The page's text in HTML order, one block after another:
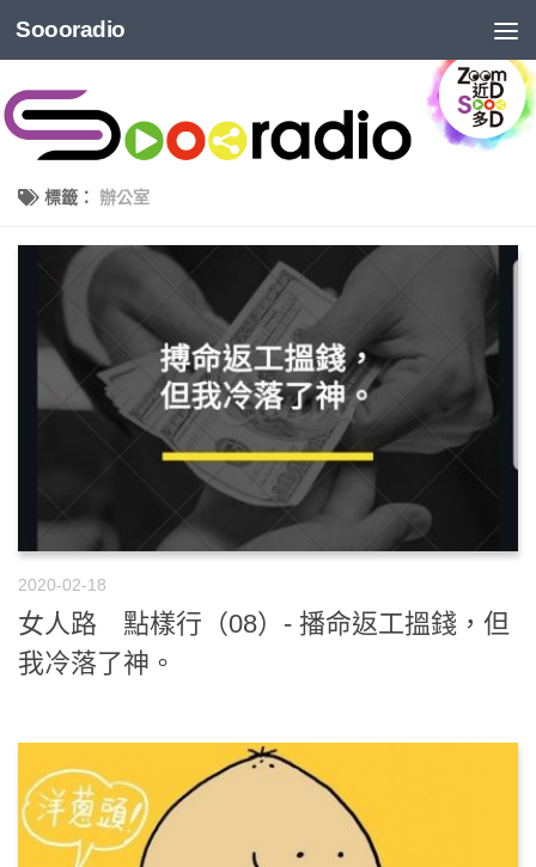
Soooradio
標籤： 辦公室
2020-02-18
女人路 點樣行（08）- 播命返工搵錢，但
我冷落了神。